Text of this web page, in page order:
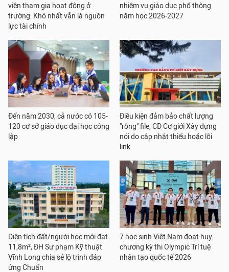
viên tham gia hoạt động ở
trường: Khó nhất vẫn là nguồn
lực tài chính
nhiệm vụ giáo dục phổ thông
năm học 2026-2027
Đến năm 2030, cả nước có 105-
120 cơ sở giáo dục đại học công
lập
Điều kiện đảm bảo chất lượng
"rỗng" file, CĐ Cơ giới Xây dựng
nói do cập nhật thiếu hoặc lỗi
link
Diện tích đất/người học mới đạt
11,8m², ĐH Sư phạm Kỹ thuật
Vĩnh Long chia sẻ lộ trình đáp
ứng Chuẩn
7 học sinh Việt Nam đoạt huy
chương kỳ thi Olympic Trí tuệ
nhân tạo quốc tế 2026